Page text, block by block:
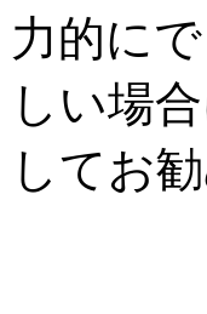
力的に
しい場
してお